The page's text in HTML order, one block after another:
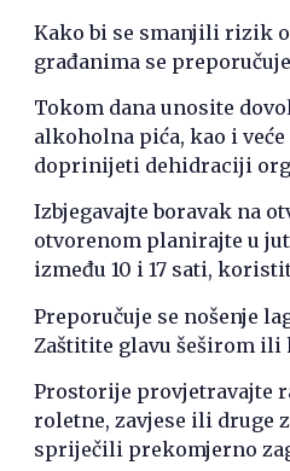
Kako bi se smanjili rizik
građanima se
Tokom dana unosite
alkoholna pića, kao i
doprinijeti dehidraciji
Izbjegavajte boravak na
otvorenom planirajte u
između 10 i 17 sati,
Preporučuje se nošenje
Zaštitite glavu šeširom ili
Prostorije provjetravajte
roletne, zavjese ili druge
spriječili prekomjerno